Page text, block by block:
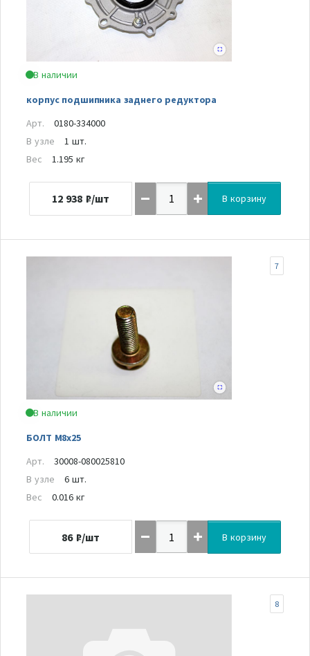
В наличии
корпус подшипника заднего редуктора
Арт.
0180-334000
В узле
1 шт.
Вес
1.195 кг
12 938 ₽/шт В корзину
В наличии
БОЛТ M8x25
7
Арт.
30008-080025810
В узле
6 шт.
Вес
0.016 кг
86 ₽/шт В корзину
8